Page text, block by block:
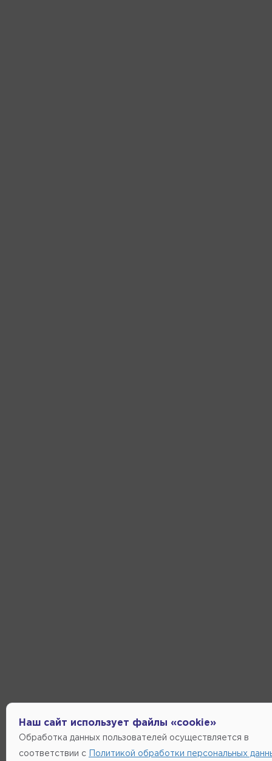
Наш сайт использует файлы «cookie»
Обработка данных пользователей осуществляется в
соответствии с Политикой обработки персональных